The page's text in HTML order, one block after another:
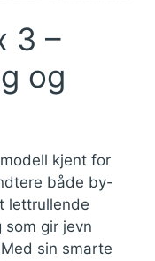
3 –
og
kjent for
både by-
lettrullende
gir jevn
sin smarte